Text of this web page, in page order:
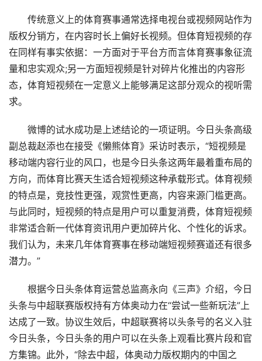
传统意义上的体育赛事通常选择电视台或视频网站作为
版权分销方，在内容时长上偏好长视频。但体育短视频的存
在同样有事实依据：一方面对于平台方而言体育赛事象征流
量和忠实观众;另一方面短视频是针对碎片化推出的内容形
态，体育短视频在一定意义上能够满足这部分观众的视听需
求。
微博的试水成功是上述结论的一项证明。今日头条高级
副总裁赵添也在接受《懒熊体育》采访时表示，“短视频是
移动端内容行业的风口，也是今日头条这两年最着重布局的
方向，而体育比赛天生适合短视频这种承载形式。体育视频
的特点是，竞技性更强，观赏性更高，内容来源门槛更高。
与此同时，短视频的特点是用户可以重复消费，体育短视频
非常适合新一代体育资讯用户更加碎片化、个性化的诉求。
我们认为，未来几年体育赛事在移动端短视频赛道还有很多
潜力。”
根据今日头条体育运营总监高永向《三声》介绍，今日
头条与中超联赛版权持有方体奥动力在“尝试一些新玩法”上
达成了一致。协议生效后，中超联赛将以头条号的名义入驻
今日头条，今日头条的用户可以在头条上观看比赛片段和官
方集锦。此外，“除去中超，体奥动力版权期内的中国之